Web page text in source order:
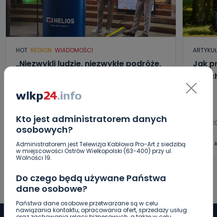
Kto jest administratorem danych
osobowych?
Administratorem jest Telewizja Kablowa Pro-Art z siedzibą
w miejscowości Ostrów Wielkopolski (63-400) przy ul.
Wolności 19.
Do czego będą używane Państwa
dane osobowe?
Państwa dane osobowe przetwarzane są w celu
nawiązania kontaktu, opracowania ofert, sprzedaży usług
HOT REGION WIADOMOŚCI
„Niezwykli ludzie, niezwykłe podróże,
Antonińska – dzień pierwszy [FOTO]
Aleksandra Barczak
Jak